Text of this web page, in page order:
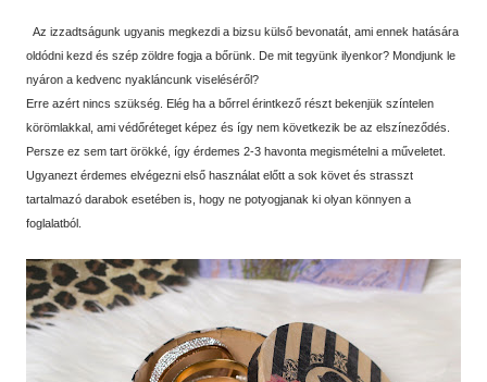
Az izzadtságunk ugyanis megkezdi a bizsu külső bevonatát, ami ennek hatására
oldódni kezd és szép zöldre fogja a bőrünk. De mit tegyünk ilyenkor? Mondjunk le
nyáron a kedvenc nyakláncunk viseléséről?
Erre azért nincs szükség. Elég ha a bőrrel érintkező részt bekenjük színtelen
körömlakkal, ami védőréteget képez és így nem következik be az elszíneződés.
Persze ez sem tart örökké, így érdemes 2-3 havonta megismételni a műveletet.
Ugyanezt érdemes elvégezni első használat előtt a sok követ és strasszt
tartalmazó darabok esetében is, hogy ne potyogjanak ki olyan könnyen a
foglalatból.